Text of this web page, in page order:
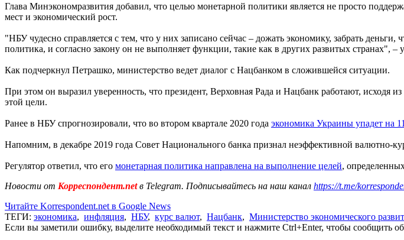
Глава Минэкономразвития добавил, что целью монетарной политики является не просто
мест и экономический рост.
"НБУ чудесно справляется с тем, что у них записано сейчас – дожать экономику, забрать
политика, и согласно закону он не выполняет функции, такие как в других развитых странах", –
Как подчеркнул Петрашко, министерство ведет диалог с Нацбанком в сложившейся ситуации.
При этом он выразил уверенность, что президент, Верховная Рада и Нацбанк работают,
этой цели.
Ранее в НБУ спрогнозировали, что во втором квартале 2020 года экономика Украины упадет на
Напомним, в декабре 2019 года Совет Национального банка признал неэффективной валютно-
Регулятор ответил, что его монетарная политика направлена на выполнение целей,
Новости от Корреспондент.netв Telegram. Подписывайтесь на наш канал https://t.me/
Читайте Korrespondent.net в Google News
ТЕГИ: экономика, инфляция, НБУ, курс валют, Нацбанк, Министерство экономического
Если вы заметили ошибку, выделите необходимый текст и нажмите Ctrl+Enter, чтобы сообщить